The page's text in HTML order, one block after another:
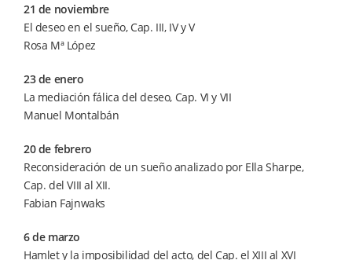
21 de noviembre
El deseo en el sueño, Cap. III, IV y V
Rosa Mª López
23 de enero
La mediación fálica del deseo, Cap. VI y VII
Manuel Montalbán
20 de febrero
Reconsideración de un sueño analizado por Ella Sharpe,
Cap. del VIII al XII.
Fabian Fajnwaks
6 de marzo
Hamlet y la imposibilidad del acto, del Cap. el XIII al XVI